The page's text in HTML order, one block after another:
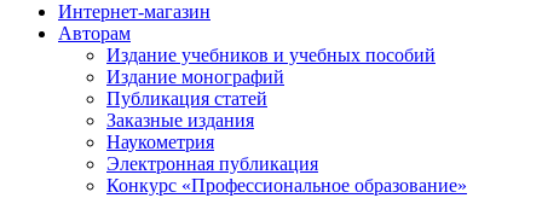
Интернет-магазин
Авторам
Издание учебников и учебных пособий
Издание монографий
Публикация статей
Заказные издания
Наукометрия
Электронная публикация
Конкурс «Профессиональное образование»